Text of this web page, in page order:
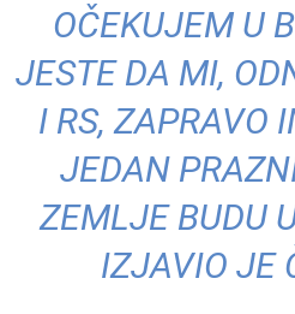
OČEKUJEM U
JESTE DA MI,
I RS, ZAPRAVO
JEDAN
ZEMLJE BUDU
IZJAVIO JE